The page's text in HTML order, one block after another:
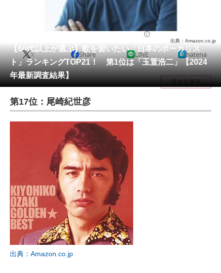
教育・育児
リサーチ
会員記事
メディア
注目記事を集めた総合ページ
ITの今と未来を見通す
スマホと通信の最新トレンド
進化するPCとデバイスの未来
好きが集まる 比べて選べる
ビジネスと働き方のヒント
AI活用のいまが分かる
企業ITのトレンドを詳説
経営リーダーのコミュニティ
【60代以上が選ぶ】歌を習いたい「日本のボーカリス
ト」ランキングTOP21！ 第1位は「玉置浩二」【2024
年最新調査結果】
出典：Amazon.co.jp
X Share LINE hatena
目次を表示
第17位：尾崎紀世彦
出典：Amazon.co.jp